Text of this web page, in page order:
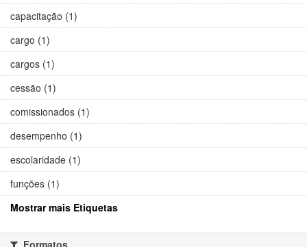
capacitação (1)
cargo (1)
cargos (1)
cessão (1)
comissionados (1)
desempenho (1)
escolaridade (1)
funções (1)
Mostrar mais Etiquetas